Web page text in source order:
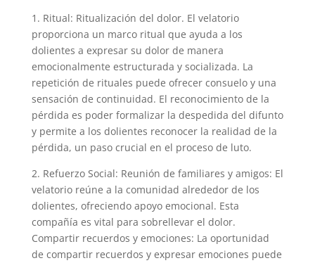
1. Ritual: Ritualización del dolor. El velatorio
proporciona un marco ritual que ayuda a los
dolientes a expresar su dolor de manera
emocionalmente estructurada y socializada. La
repetición de rituales puede ofrecer consuelo y una
sensación de continuidad. El reconocimiento de la
pérdida es poder formalizar la despedida del difunto
y permite a los dolientes reconocer la realidad de la
pérdida, un paso crucial en el proceso de luto.
2. Refuerzo Social: Reunión de familiares y amigos: El
velatorio reúne a la comunidad alrededor de los
dolientes, ofreciendo apoyo emocional. Esta
compañía es vital para sobrellevar el dolor.
Compartir recuerdos y emociones: La oportunidad
de compartir recuerdos y expresar emociones puede